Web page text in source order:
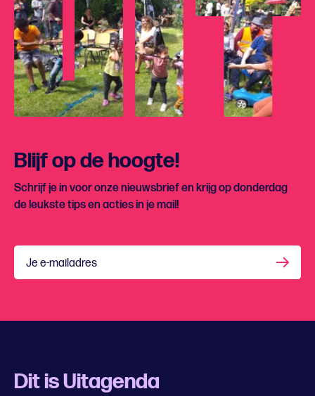
Blijf op de hoogte!
Schrijf je in voor onze nieuwsbrief en krijg op donderdag
de leukste tips en acties in je mail!
Je e-mailadres
Dit is Uitagenda